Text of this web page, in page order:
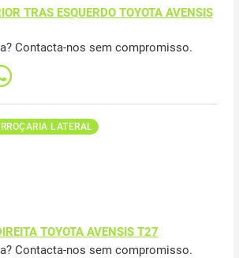
TRAS ESQUERDO TOYOTA AVENSIS
Contacta-nos sem compromisso.
LATERAL
TOYOTA AVENSIS T27
Contacta-nos sem compromisso.